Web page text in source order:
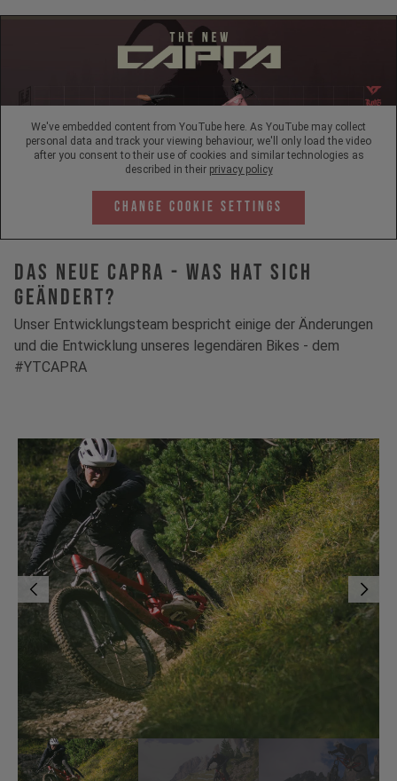
We've embedded content from YouTube here. As YouTube may collect
personal data and track your viewing behaviour, we'll only load the video
after you consent to their use of cookies and similar technologies as
described in their privacy policy
Change Cookie Settings
Das neue Capra - Was hat sich
geändert?
Unser Entwicklungsteam bespricht einige der Änderungen
und die Entwicklung unseres legendären Bikes - dem
#YTCAPRA